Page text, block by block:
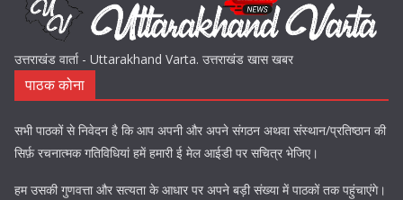
उत्तराखंड वार्ता - Uttarakhand Varta. उत्तराखंड खास खबर
पाठक कोना
सभी पाठकों से निवेदन है कि आप अपनी और अपने संगठन अथवा संस्थान/प्रतिष्ठान की
सिर्फ़ रचनात्मक गतिविधियां हमें हमारी ई मेल आईडी पर सचित्र भेजिए।
हम उसकी गुणवत्ता और सत्यता के आधार पर अपने बड़ी संख्या में पाठकों तक पहुंचाएंगे।